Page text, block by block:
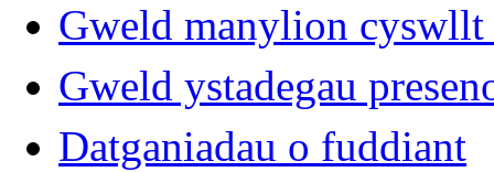
Gweld manylion
Gweld ystadegau
Datganiadau o fuddiant